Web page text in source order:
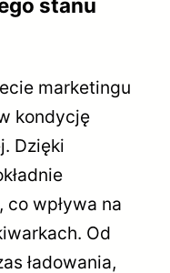
stanu
marketingu
kondycję
Dzięki
wpływa na
Od
ładowania,